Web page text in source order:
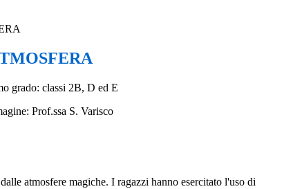
grado: classi 2B, D ed E
Prof.ssa S. Varisco
atmosfere magiche. I ragazzi hanno esercitato l'uso di